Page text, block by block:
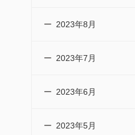
2023年8月
2023年7月
2023年6月
2023年5月